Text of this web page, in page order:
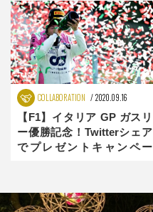
COLLABORATION 2020.09.16
【F1】イタリア GP ガスリ
ー優勝記念！Twitterシェア
でプレゼントキャンペー